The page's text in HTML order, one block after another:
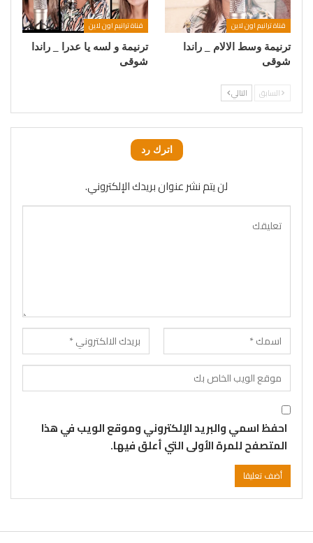
قناة ترانيم اون لاين
ترنيمة وسط الالام _ راندا
شوقى
قناة ترانيم اون لاين
ترنيمة و لسه يا عدرا _ راندا
شوقى
السابق التالي
اترك رد
لن يتم نشر عنوان بريدك الإلكتروني.
احفظ اسمي والبريد الإلكتروني وموقع الويب في هذا
المتصفح للمرة الأولى التي أعلق فيها.